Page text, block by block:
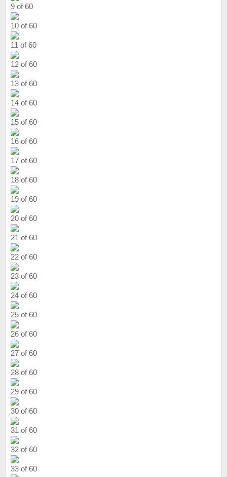
9 of 60
10 of 60
11 of 60
12 of 60
13 of 60
14 of 60
15 of 60
16 of 60
17 of 60
18 of 60
19 of 60
20 of 60
21 of 60
22 of 60
23 of 60
24 of 60
25 of 60
26 of 60
27 of 60
28 of 60
29 of 60
30 of 60
31 of 60
32 of 60
33 of 60